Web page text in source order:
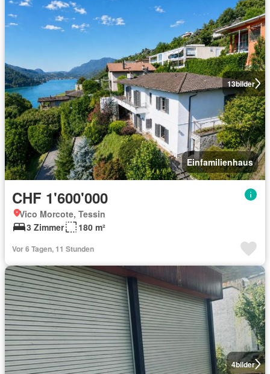
13bilder
Einfamilienhaus
CHF 1'600'000
Vico Morcote, Tessin
3 Zimmer
180 m²
Vor 6 Tagen, 11 Stunden
4bilder